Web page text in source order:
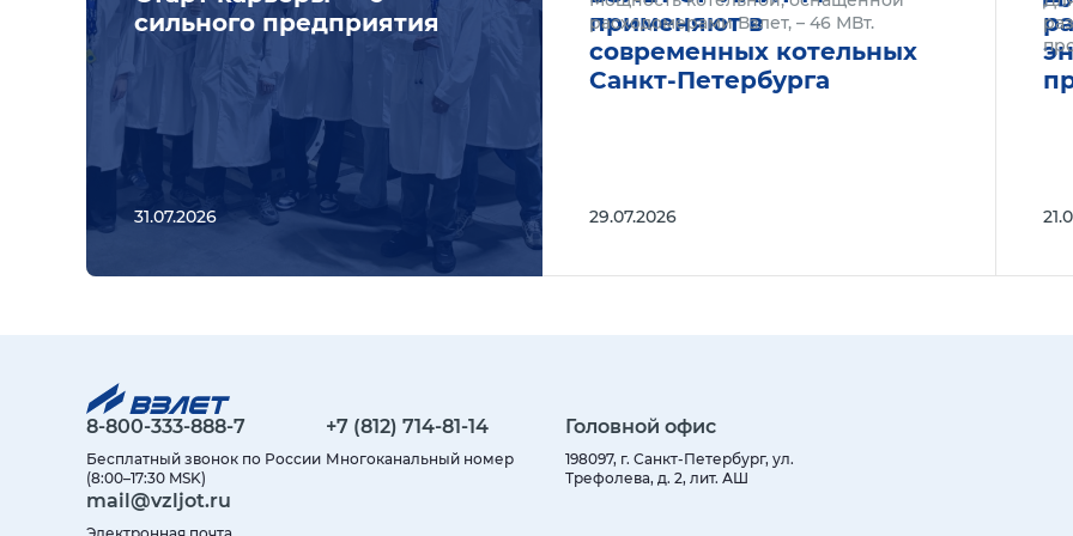
сильного предприятия
31.07.2026
применяют в
современных котельных
Санкт-Петербурга
расходомерами Взлет, – 46 МВт.
29.07.2026
8-800-333-888-7
Бесплатный звонок по России
(8:00–17:30 MSK)
+7 (812) 714-81-14
Многоканальный номер
Головной офис
198097, г. Санкт-Петербург, ул.
Трефолева, д. 2, лит. АШ
mail@vzljot.ru